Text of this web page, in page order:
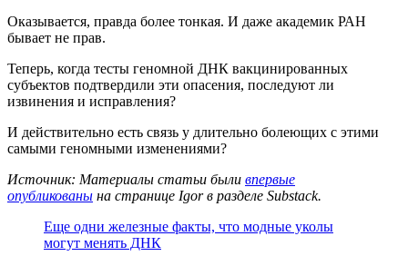
Оказывается, правда более тонкая. И даже академик РАН
бывает не прав.
Теперь, когда тесты геномной ДНК вакцинированных
субъектов подтвердили эти опасения, последуют ли
извинения и исправления?
И действительно есть связь у длительно болеющих с этими
самыми геномными изменениями?
Источник: Материалы статьи были впервые
опубликованы на странице Igor в разделе Substack.
Еще одни железные факты, что модные уколы
могут менять ДНК